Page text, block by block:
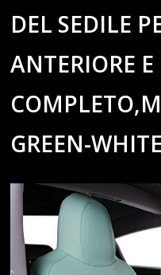
DEL SEDILE
ANTERIORE E
GREEN-